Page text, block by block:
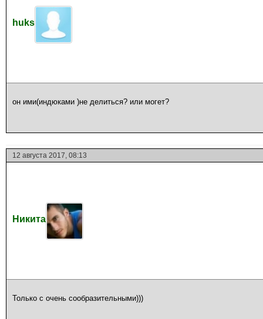
huks
он ими(индюками )не делиться? или могет?
12 августа 2017, 08:13
Никита
Только с очень сообразительными)))